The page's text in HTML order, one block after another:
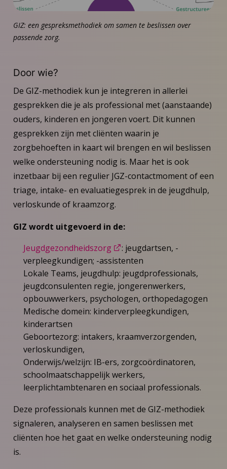
GIZ: een gespreksmethodiek om samen te beslissen over
passende zorg.
Door wie?
De GIZ-methodiek kun je integreren in allerlei
gesprekken die je als professional met (aanstaande)
ouders, kinderen en jongeren voert. Dit kunnen
gesprekken zijn met cliënten waarin je
zorgbehoeften in kaart wil brengen en wil beslissen
welke ondersteuning nodig is. Maar het is ook
inzetbaar bij een regulier JGZ-contactmoment of een
triage, intake- en evaluatiegesprek in de jeugdhulp,
verloskunde of kraamzorg.
GIZ wordt uitgevoerd in de:
Jeugdgezondheidszorg
: jeugdartsen, -
verpleegkundigen; -assistenten
Lokale Teams, jeugdhulp: jeugdprofessionals,
jeugdconsulenten regie, jongerenwerkers,
opbouwwerkers, psychologen, orthopedagogen
Medische domein: kinderverpleegkundigen,
kinderartsen
Geboortezorg: intakers, kraamverzorgenden,
verloskundigen,
Onderwijs/welzijn: IB-ers, zorgcoördinatoren,
schoolmaatschappelijk werkers,
leerplichtambtenaren en sociaal professionals.
Deze professionals kunnen met de GIZ-methodiek
signaleren, analyseren en samen beslissen met
cliënten hoe het gaat en welke ondersteuning nodig
is.